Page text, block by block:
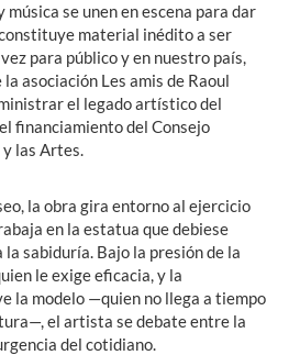
música se unen en escena para dar
material inédito a ser
para público y en nuestro país,
asociación Les amis de Raoul
el legado artístico del
financiamiento del Consejo
las Artes.
la obra gira entorno al ejercicio
en la estatua que debiese
sabiduría. Bajo la presión de la
le exige eficacia, y la
la modelo —quien no llega a tiempo
el artista se debate entre la
del cotidiano.